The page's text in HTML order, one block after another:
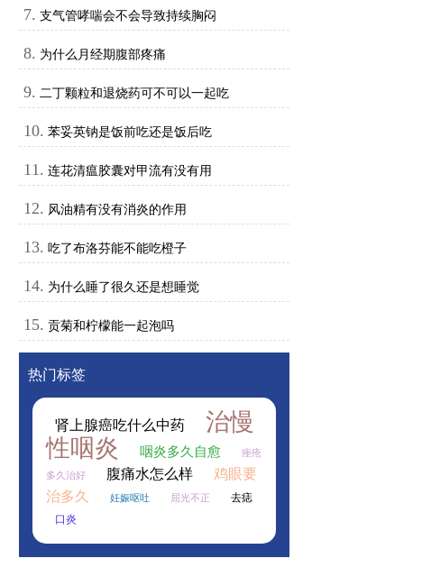
7. 支气管哮喘会不会导致持续胸闷
8. 为什么月经期腹部疼痛
9. 二丁颗粒和退烧药可不可以一起吃
10. 苯妥英钠是饭前吃还是饭后吃
11. 连花清瘟胶囊对甲流有没有用
12. 风油精有没有消炎的作用
13. 吃了布洛芬能不能吃橙子
14. 为什么睡了很久还是想睡觉
15. 贡菊和柠檬能一起泡吗
热门标签
肾上腺癌吃什么中药
治慢
性咽炎
咽炎多久自愈 痤疮
多久治好 腹痛水怎么样
鸡眼要
治多久
妊娠呕吐 屈光不正
去痣
口炎